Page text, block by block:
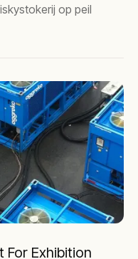
op peil
For Exhibition